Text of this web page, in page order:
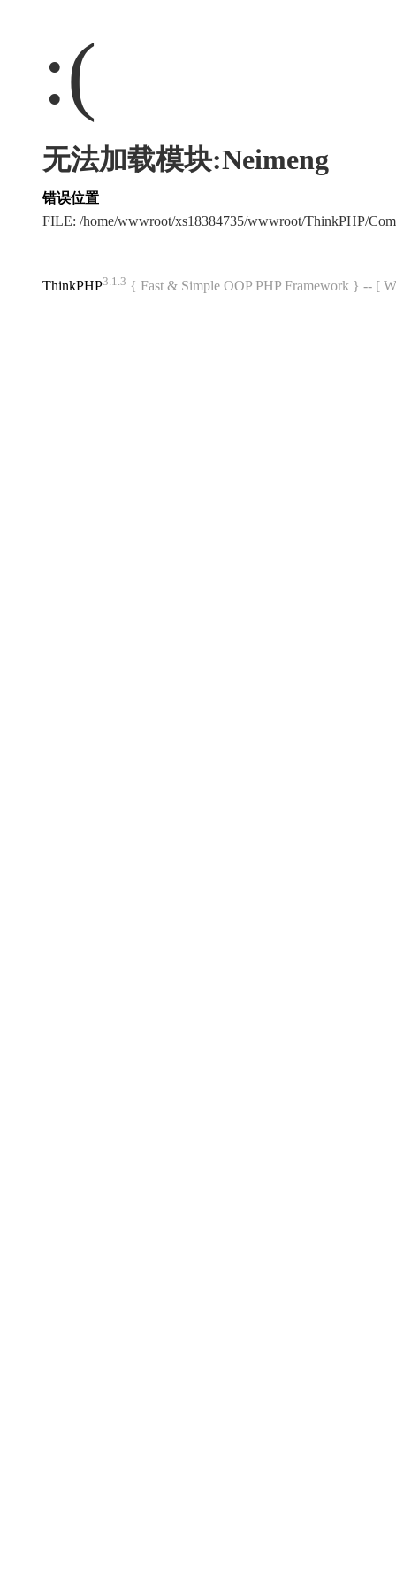
:(
无法加载模块:Neimeng
错误位置
FILE: /home/wwwroot/xs18384735/wwwroot/ThinkPHP/
ThinkPHP3.1.3 { Fast & Simple OOP PHP Framework } -- [